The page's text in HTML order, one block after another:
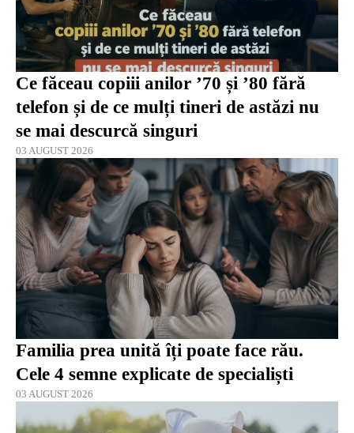
Ce făceau copiii anilor ’70 și ’80 fără
telefon și de ce mulți tineri de astăzi nu
se mai descurcă singuri
03 AUGUST 2026
Familia prea unită îți poate face rău.
Cele 4 semne explicate de specialiști
03 AUGUST 2026